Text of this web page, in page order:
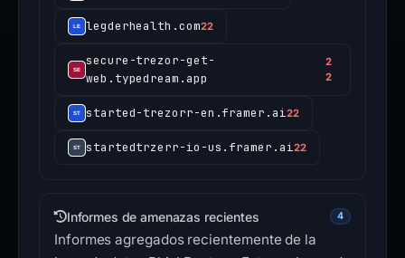
legderhealth.com22
secure-trezor-get-
web.typedream.app
2
2
started-trezorr-en.framer.ai22
startedtrzerr-io-us.framer.ai22
Informes de amenazas recientes 4
Informes agregados recientemente de la